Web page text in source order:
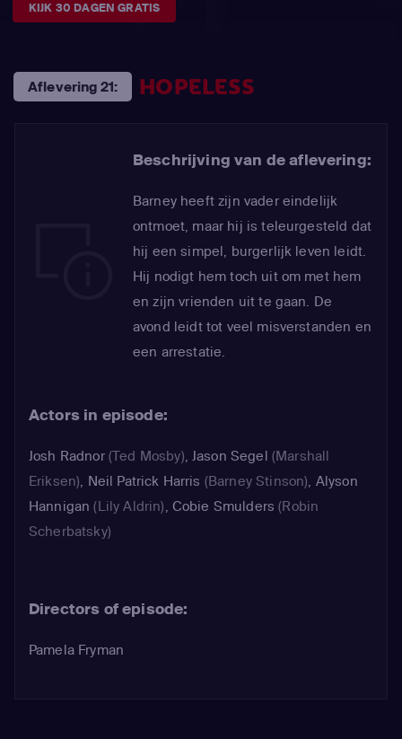
KIJK 30 DAGEN GRATIS
Aflevering 21: HOPELESS
Beschrijving van de aflevering:
Barney heeft zijn vader eindelijk
ontmoet, maar hij is teleurgesteld dat
hij een simpel, burgerlijk leven leidt.
Hij nodigt hem toch uit om met hem
en zijn vrienden uit te gaan. De
avond leidt tot veel misverstanden en
een arrestatie.
Actors in episode:
Josh Radnor(Ted Mosby),Jason Segel (Marshall
Eriksen), Neil Patrick Harris (Barney Stinson), Alyson
Hannigan (Lily Aldrin), Cobie Smulders (Robin
Scherbatsky)
Directors of episode:
Pamela Fryman